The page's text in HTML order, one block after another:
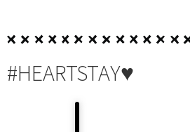
#HEARTSTAY♥